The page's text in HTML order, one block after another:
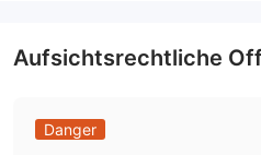
Aufsichtsrechtliche
Danger